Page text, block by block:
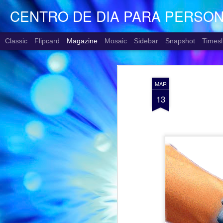
MAR
13
CENTRO DE DIA PARA
Classic Flipcard Magazine Mosaic Sidebar Snapshot